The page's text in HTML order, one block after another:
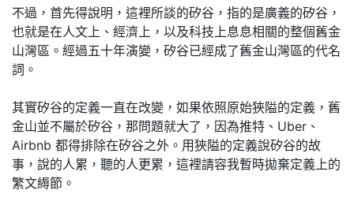
不過，首先得說明，這裡所談的矽谷，指的是廣義的矽谷，
也就是在人文上、經濟上，以及科技上息息相關的整個舊金
山灣區。經過五十年演變，矽谷已經成了舊金山灣區的代名
詞。
其實矽谷的定義一直在改變，如果依照原始狹隘的定義，舊
金山並不屬於矽谷，那問題就大了，因為推特、Uber、
Airbnb 都得排除在矽谷之外。用狹隘的定義說矽谷的故
事，說的人累，聽的人更累，這裡請容我暫時拋棄定義上的
繁文縟節。